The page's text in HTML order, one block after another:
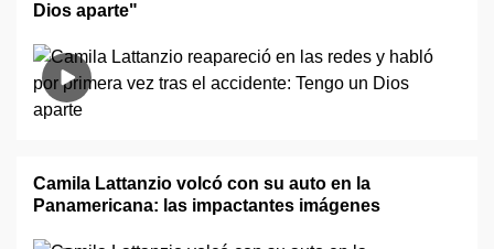
Dios aparte"
Camila Lattanzio volcó con su auto en la
Panamericana: las impactantes imágenes